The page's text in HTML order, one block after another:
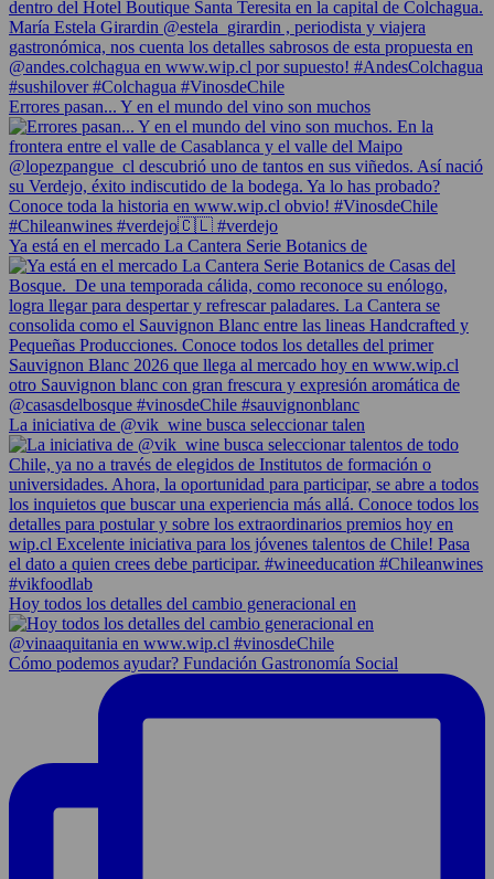
Errores pasan... Y en el mundo del vino son muchos
Ya está en el mercado La Cantera Serie Botanics de
La iniciativa de @vik_wine busca seleccionar talen
Hoy todos los detalles del cambio generacional en
Cómo podemos ayudar? Fundación Gastronomía Social